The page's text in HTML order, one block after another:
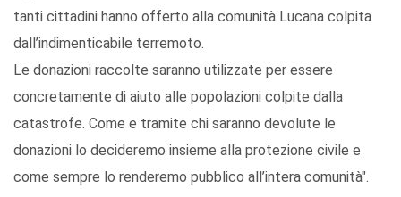
tanti cittadini hanno offerto alla comunità Lucana colpita
dall’indimenticabile terremoto.
Le donazioni raccolte saranno utilizzate per essere
concretamente di aiuto alle popolazioni colpite dalla
catastrofe. Come e tramite chi saranno devolute le
donazioni lo decideremo insieme alla protezione civile e
come sempre lo renderemo pubblico all’intera comunità".